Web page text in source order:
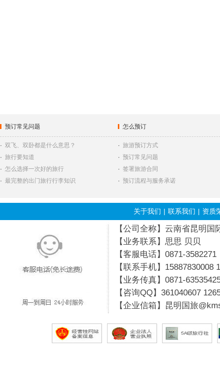
预订常见问题 怎么预订
· 双飞、双卧都是什么意思？
· 旅行要知道
· 怎么选择一次好的旅行
· 最完整的出门旅行行李知识
· 旅游预订方式
· 预订常见问题
· 签署旅游合同
· 预订流程与服务承诺
关于我们 | 联系我们 | 资质
【公司全称】云南省昆明
【业务联系】思思 贝贝
【客服电话】0871-3582271
【联系手机】15887830008
【业务传真】0871-
【咨询QQ】 361040607
【企业信箱】昆明国旅